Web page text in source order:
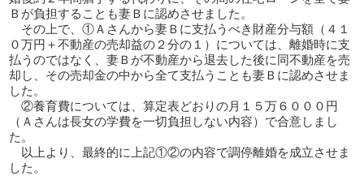
Ｂが負担することも妻Ｂに認めさせました。
その上で、①Ａさんから妻Ｂに支払うべき財産分与額（４１
０万円＋不動産の売却益の２分の１）については、離婚時に支
払うのではなく、妻Ｂが不動産から退去した後に同不動産を売
却し、その売却金の中から全て支払うことも妻Ｂに認めさせま
した。
②養育費については、算定表どおりの月１５万６０００円
（Ａさんは長女の学費を一切負担しない内容）で合意しまし
た。
以上より、最終的に上記①②の内容で調停離婚を成立させま
した。